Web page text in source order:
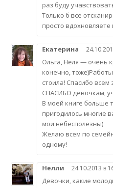
раз буду
Только б все
просто вдохновляете
Екатерина
Ольга, Неля — очень
конечно,
стоила! Спасибо
СПАСИБО девочкам,
В моей книге больше
пригодилось многие
мои небесполезны)
Желаю всем по
одному!
Нелли 24.10.2013 в
Девочки, какие